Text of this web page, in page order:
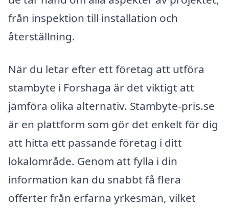
från inspektion till installation och
återställning.
När du letar efter ett företag att utföra
stambyte i Forshaga är det viktigt att
jämföra olika alternativ. Stambyte-pris.se
är en plattform som gör det enkelt för dig
att hitta ett passande företag i ditt
lokalområde. Genom att fylla i din
information kan du snabbt få flera
offerter från erfarna yrkesmän, vilket